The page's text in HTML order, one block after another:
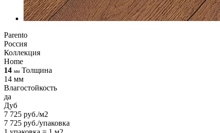
Parento
Россия
Коллекция
Home
14 мм Толщина
14 мм
Влагостойкость
да
Дуб
7 725 руб./м2
7 725 руб./упаковка